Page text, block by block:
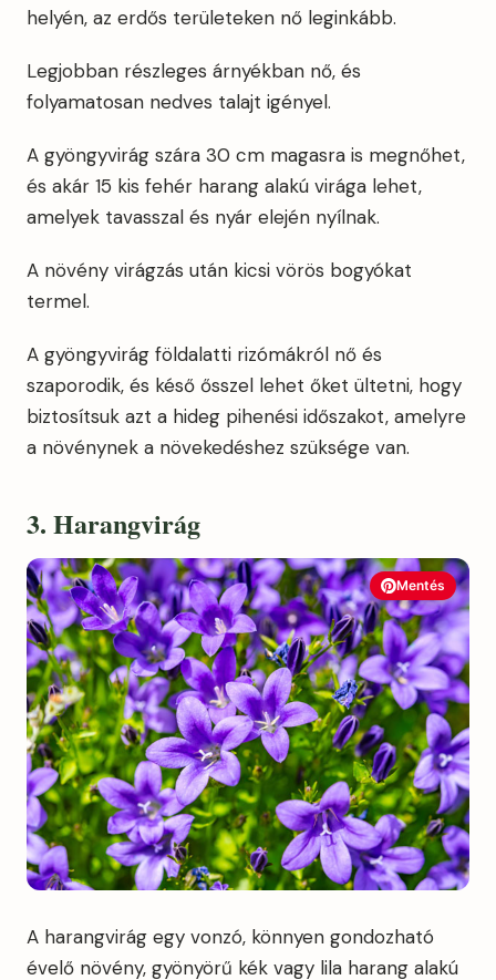
helyén, az erdős területeken nő leginkább.
Legjobban részleges árnyékban nő, és
folyamatosan nedves talajt igényel.
A gyöngyvirág szára 30 cm magasra is megnőhet,
és akár 15 kis fehér harang alakú virága lehet,
amelyek tavasszal és nyár elején nyílnak.
A növény virágzás után kicsi vörös bogyókat
termel.
A gyöngyvirág földalatti rizómákról nő és
szaporodik, és késő ősszel lehet őket ültetni, hogy
biztosítsuk azt a hideg pihenési időszakot, amelyre
a növénynek a növekedéshez szüksége van.
3. Harangvirág
Mentés
A harangvirág egy vonzó, könnyen gondozható
évelő növény, gyönyörű kék vagy lila harang alakú